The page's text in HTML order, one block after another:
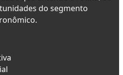
do segmento